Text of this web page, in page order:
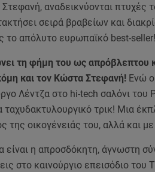
αναδεικνύονται πτυχές
σειρά βραβείων και
το απόλυτο ευρωπαϊκό best-seller!
τη φήμη του ως απρόβλεπτου
και τον Κώστα Στεφανή! Ενώ
Λέντζα στο hi-tech σαλόνι του
ταχυδακτυλουργικό τρικ! Μια
της οικογένειάς του, αλλά και
είναι η απροσδόκητη, άγνωστη
στο καινούργιο επεισόδιο του